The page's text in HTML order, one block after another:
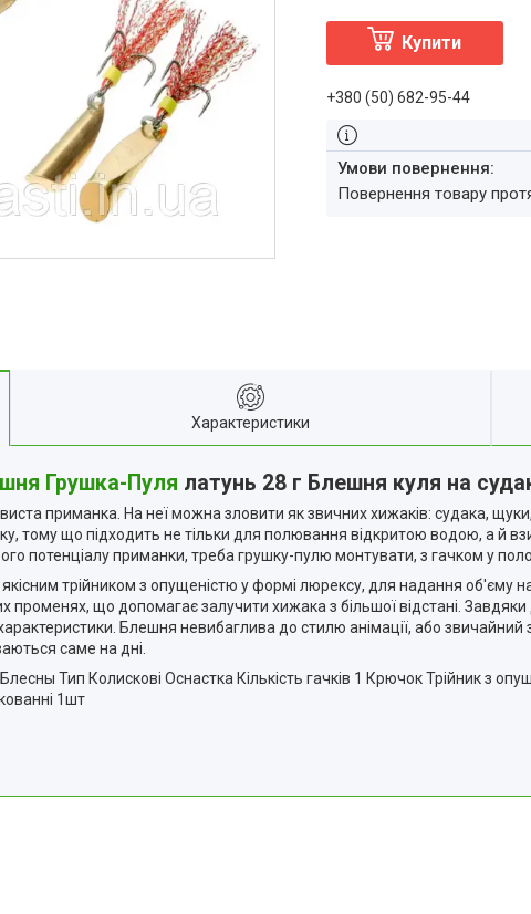
Купити
+380 (50) 682-95-44
повернення товару
Характеристики
Грушка-Пуля латунь 28 г Блешня куля на
приманка. На неї можна зловити як звичних хижаків: судака,
тому що підходить не тільки для полювання відкритою водою, а й
потенціалу приманки, треба грушку-пулю монтувати, з гачком у
трійником з опущеністю у формі люрексу, для надання об'єму
променях, що допомагає залучити хижака з більшої відстані.
Блешня невибаглива до стилю анімації, або
саме на дні.
Блесны Тип Колискові Оснастка Кількість гачків 1 Крючок Трійник з
1шт